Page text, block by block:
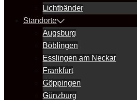
Lichtbänder
Standorte
Augsburg
Böblingen
Esslingen am Neckar
Frankfurt
Göppingen
Günzburg